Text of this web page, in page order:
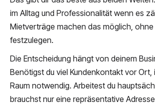
im Alltag und Professionalität wenn es
Mietverträge machen das möglich,
festzulegen.
Die Entscheidung hängt von deinem
Benötigst du viel Kundenkontakt vor Ort,
Raum notwendig. Arbeitest du
brauchst nur eine repräsentative